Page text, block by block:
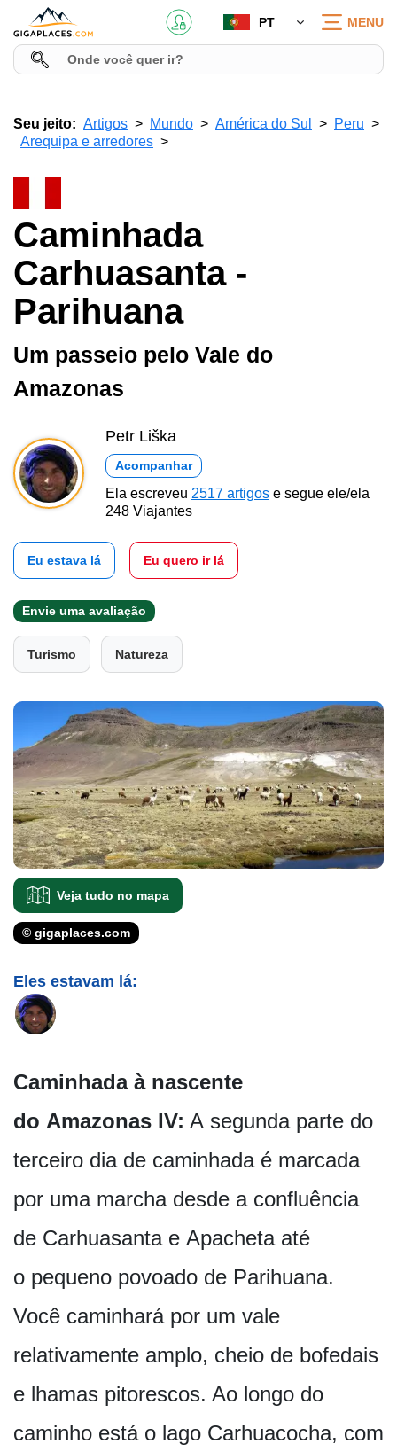
PT MENU
Seu jeito: Artigos Mundo América do Sul
Peru
Arequipa e arredores
Caminhada
Carhuasanta -
Parihuana
Um passeio pelo Vale do
Amazonas
Petr Liška
Acompanhar
Ela escreveu 2517 artigos e segue ele/ela
248 Viajantes
Eu estava lá Eu quero ir lá
Envie uma avaliação
Turismo Natureza
Veja tudo no mapa
© gigaplaces.com
Eles estavam lá:
Caminhada à nascente
do Amazonas IV: A segunda parte do
terceiro dia de caminhada é marcada
por uma marcha desde a confluência
de Carhuasanta e Apacheta até
o pequeno povoado de Parihuana.
Você caminhará por um vale
relativamente amplo, cheio de bofedais
e lhamas pitorescos. Ao longo do
caminho está o lago Carhuacocha, com